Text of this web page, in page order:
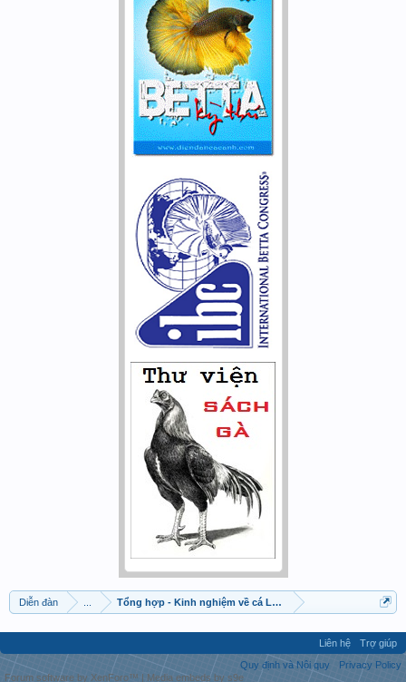
Diễn đàn ... Tổng hợp - Kinh nghiệm về cá La Hán
Liên hệ
Trợ giúp
Quy định và Nội quy
Privacy Policy
Forum software by XenForo™
Media embeds by s9e